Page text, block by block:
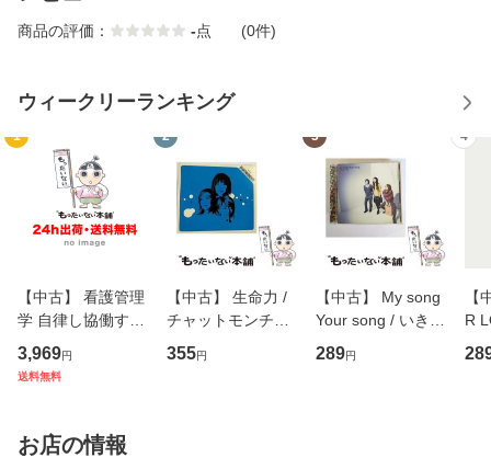
商品の評価： -点 (0件)
ウィークリーランキング
1
【中古】 看護管理
学 自律し協働する
専門職の看護マネ
ジメントスキル 改
恵 藤本幸三 / 南江
堂 [単行
3,969円
送料無料
2
【中古】 生命力 /
チャットモンチー /
キューンレコード
[CD]【メール便送
355円
3
【中古】 My song
Your song / いきも
のがかり / [CD]
【メール便送料無
289円
4
【
R
産
お店の情報